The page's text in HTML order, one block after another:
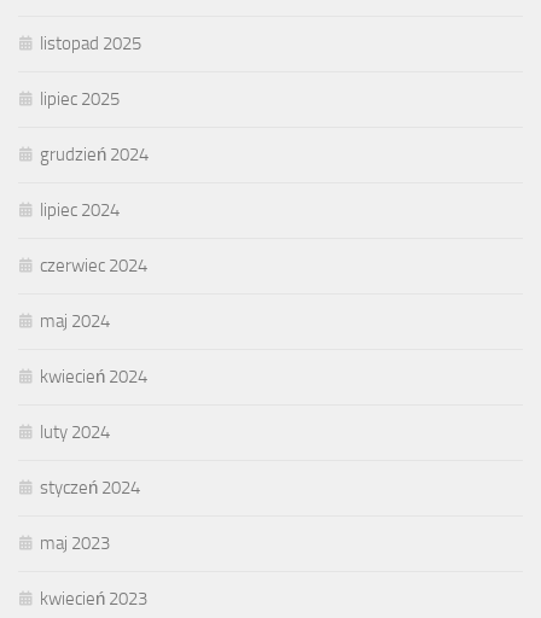
listopad 2025
lipiec 2025
grudzień 2024
lipiec 2024
czerwiec 2024
maj 2024
kwiecień 2024
luty 2024
styczeń 2024
maj 2023
kwiecień 2023